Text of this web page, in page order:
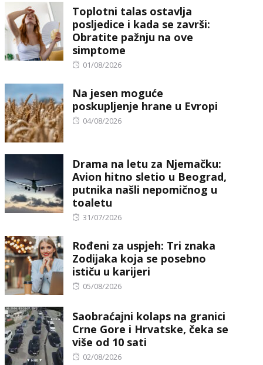
Toplotni talas ostavlja
posljedice i kada se završi:
Obratite pažnju na ove
simptome
Posted
01/08/2026
Na jesen moguće
poskupljenje hrane u Evropi
Posted
04/08/2026
Drama na letu za Njemačku:
Avion hitno sletio u Beograd,
putnika našli nepomičnog u
toaletu
Posted
31/07/2026
Rođeni za uspjeh: Tri znaka
Zodijaka koja se posebno
ističu u karijeri
Posted
05/08/2026
Saobraćajni kolaps na granici
Crne Gore i Hrvatske, čeka se
više od 10 sati
Posted
02/08/2026